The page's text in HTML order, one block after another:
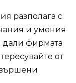
разполага с
и умения
дали фирмата
от